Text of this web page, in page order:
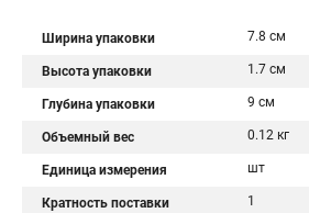
Ширина упаковки 7.8 см
Высота упаковки 1.7 см
Глубина упаковки 9 см
Объемный вес 0.12 кг
Единица измерения шт
Кратность поставки 1